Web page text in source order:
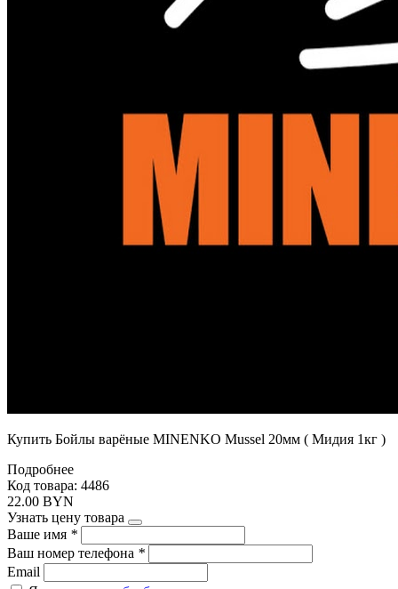
Купить Бойлы варёные MINENKO Mussel 20мм ( Мидия 1кг )
Подробнее
Код товара: 4486
22.00 BYN
Узнать цену товара
Ваше имя *
Ваш номер телефона *
Email